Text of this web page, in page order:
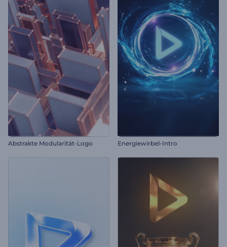
Abstrakte Modularität-Logo Energiewirbel-Intro